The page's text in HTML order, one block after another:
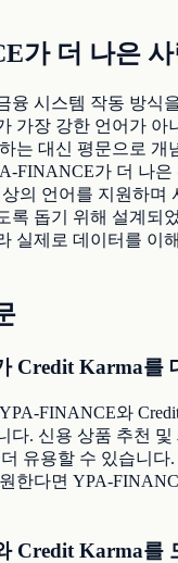
가 더 나은 사
융 시스템 작동 방식
가장 강한 언어가 아
는 대신 평문으로 개
FINANCE가 더 나
의 언어를 지원하며
록 돕기 위해 설계되
실제로 데이터를 이
Credit Karma를
FINANCE와
다. 신용 상품 추천
유용할 수 있습니다
한다면 YPA-
Credit Karma를